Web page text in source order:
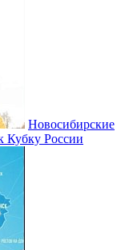
Новосибирские
Кубку России